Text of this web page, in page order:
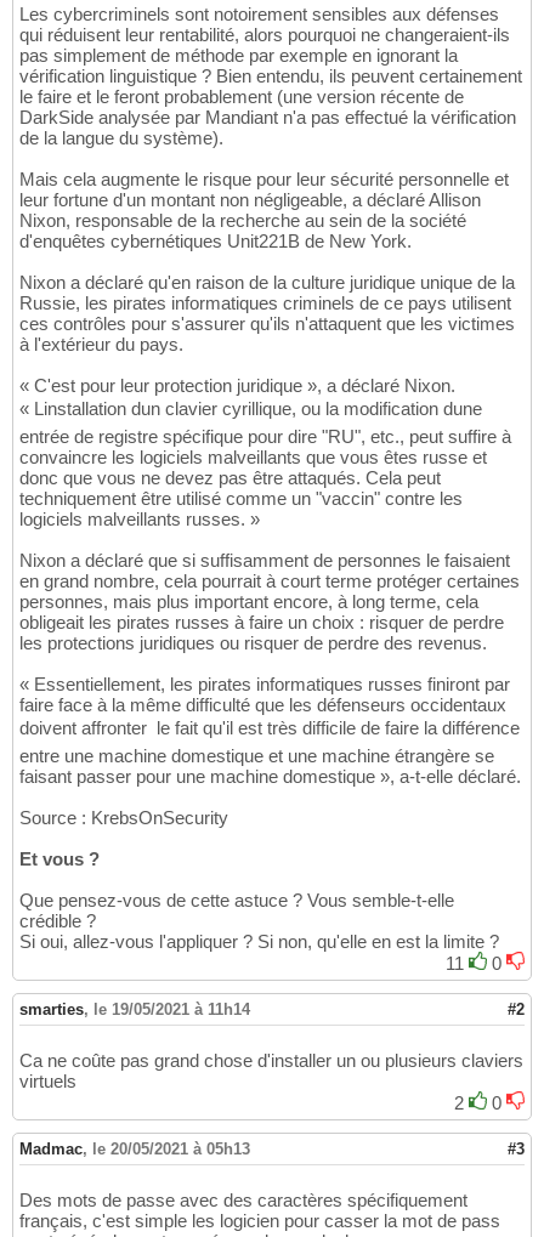
Les cybercriminels sont notoirement sensibles aux défenses
qui réduisent leur rentabilité, alors pourquoi ne changeraient-ils
pas simplement de méthode par exemple en ignorant la
vérification linguistique ? Bien entendu, ils peuvent certainement
le faire et le feront probablement (une version récente de
DarkSide analysée par Mandiant n'a pas effectué la vérification
de la langue du système).
Mais cela augmente le risque pour leur sécurité personnelle et
leur fortune d'un montant non négligeable, a déclaré Allison
Nixon, responsable de la recherche au sein de la société
d'enquêtes cybernétiques Unit221B de New York.
Nixon a déclaré qu'en raison de la culture juridique unique de la
Russie, les pirates informatiques criminels de ce pays utilisent
ces contrôles pour s'assurer qu'ils n'attaquent que les victimes
à l'extérieur du pays.
« C'est pour leur protection juridique », a déclaré Nixon.
« Linstallation dun clavier cyrillique, ou la modification dune
entrée de registre spécifique pour dire "RU", etc., peut suffire à
convaincre les logiciels malveillants que vous êtes russe et
donc que vous ne devez pas être attaqués. Cela peut
techniquement être utilisé comme un "vaccin" contre les
logiciels malveillants russes. »
Nixon a déclaré que si suffisamment de personnes le faisaient
en grand nombre, cela pourrait à court terme protéger certaines
personnes, mais plus important encore, à long terme, cela
obligeait les pirates russes à faire un choix : risquer de perdre
les protections juridiques ou risquer de perdre des revenus.
« Essentiellement, les pirates informatiques russes finiront par
faire face à la même difficulté que les défenseurs occidentaux
doivent affronter  le fait qu'il est très difficile de faire la différence
entre une machine domestique et une machine étrangère se
faisant passer pour une machine domestique », a-t-elle déclaré.
Source : KrebsOnSecurity
Et vous ?
Que pensez-vous de cette astuce ? Vous semble-t-elle
crédible ?
Si oui, allez-vous l'appliquer ? Si non, qu'elle en est la limite ?
11
0
smarties, le 19/05/2021 à 11h14 #2
Ca ne coûte pas grand chose d'installer un ou plusieurs claviers
virtuels
2
0
Madmac, le 20/05/2021 à 05h13 #3
Des mots de passe avec des caractères spécifiquement
français, c'est simple les logicien pour casser la mot de pass